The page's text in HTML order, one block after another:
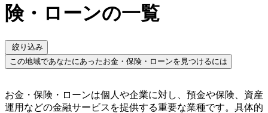
険・ローンの一覧
絞り込み
この地域であなたにあったお金・保険・ローンを見つけるには
お金・保険・ローンは個人や企業に対し、預金や保険、資産
運用などの金融サービスを提供する重要な業種です。具体的